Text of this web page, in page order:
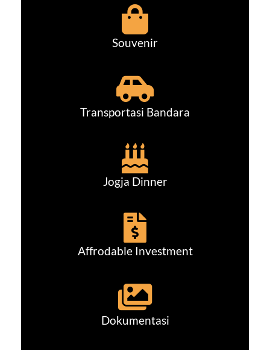
Souvenir
Transportasi Bandara
Jogja Dinner
Affrodable Investment
Dokumentasi